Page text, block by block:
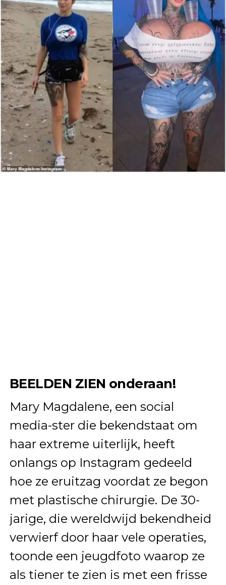
BEELDEN ZIEN onderaan!
Mary Magdalene, een social
media-ster die bekendstaat om
haar extreme uiterlijk, heeft
onlangs op Instagram gedeeld
hoe ze eruitzag voordat ze begon
met plastische chirurgie. De 30-
jarige, die wereldwijd bekendheid
verwierf door haar vele operaties,
toonde een jeugdfoto waarop ze
als tiener te zien is met een frisse